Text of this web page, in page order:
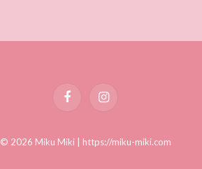
FacebookInstagram
© 2026 Miku Miki | https://miku-miki.com